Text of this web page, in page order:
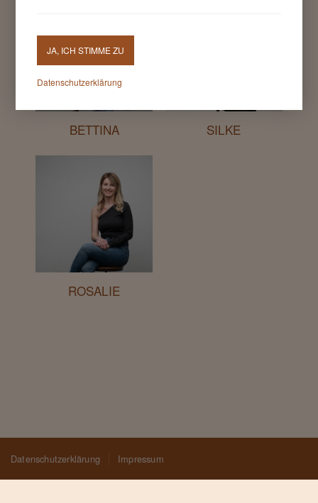
BETTINA SILKE
ROSALIE
Datenschutzerklärung Impressum
JA, ICH STIMME ZU
Datenschutzerklärung